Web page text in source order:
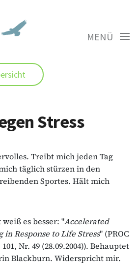
MENÜ
Stress
Treibt mich jeden Tag
täglich stürzen in den
Sportes. Hält mich
es besser: "Accelerated
in Response to Life Stress" (PROC
Nr. 49 (28.09.2004)). Behauptet
Blackburn. Widerspricht mir.